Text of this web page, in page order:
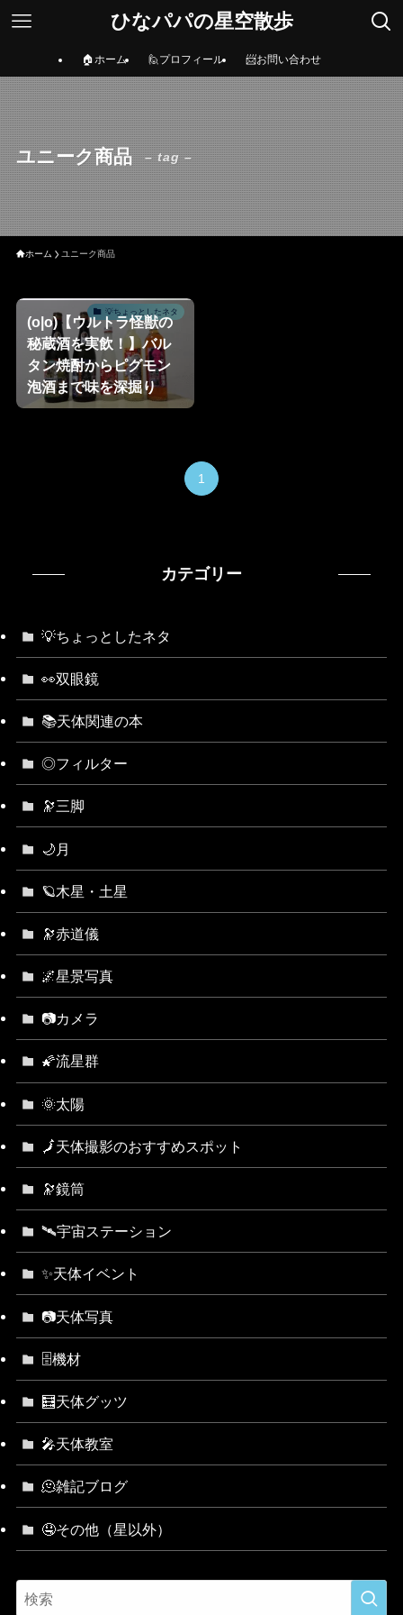
ひなパパの星空散歩
🏠ホーム 🙋プロフィール 📨お問い合わせ
ユニーク商品 – tag –
ホーム ユニーク商品
💡ちょっとしたネタ
(o|o)【ウルトラ怪獣の
秘蔵酒を実飲！】バル
タン焼酎からピグモン
泡酒まで味を深掘り
1
カテゴリー
💡ちょっとしたネタ
👀双眼鏡
📚天体関連の本
◎フィルター
🔭三脚
🌙月
🪐木星・土星
🔭赤道儀
🌌星景写真
📷カメラ
🌠流星群
🌞太陽
🗾天体撮影のおすすめスポット
🔭鏡筒
🛰宇宙ステーション
✨天体イベント
📷天体写真
🗄機材
🧮天体グッツ
🎤天体教室
🫠雑記ブログ
🤤その他（星以外）